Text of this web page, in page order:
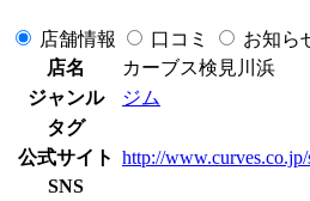
店舗情報 口コミ お知ら
店名
カーブス検見川浜
ジャンル
ジム
タグ
公式サイト http://
SNS